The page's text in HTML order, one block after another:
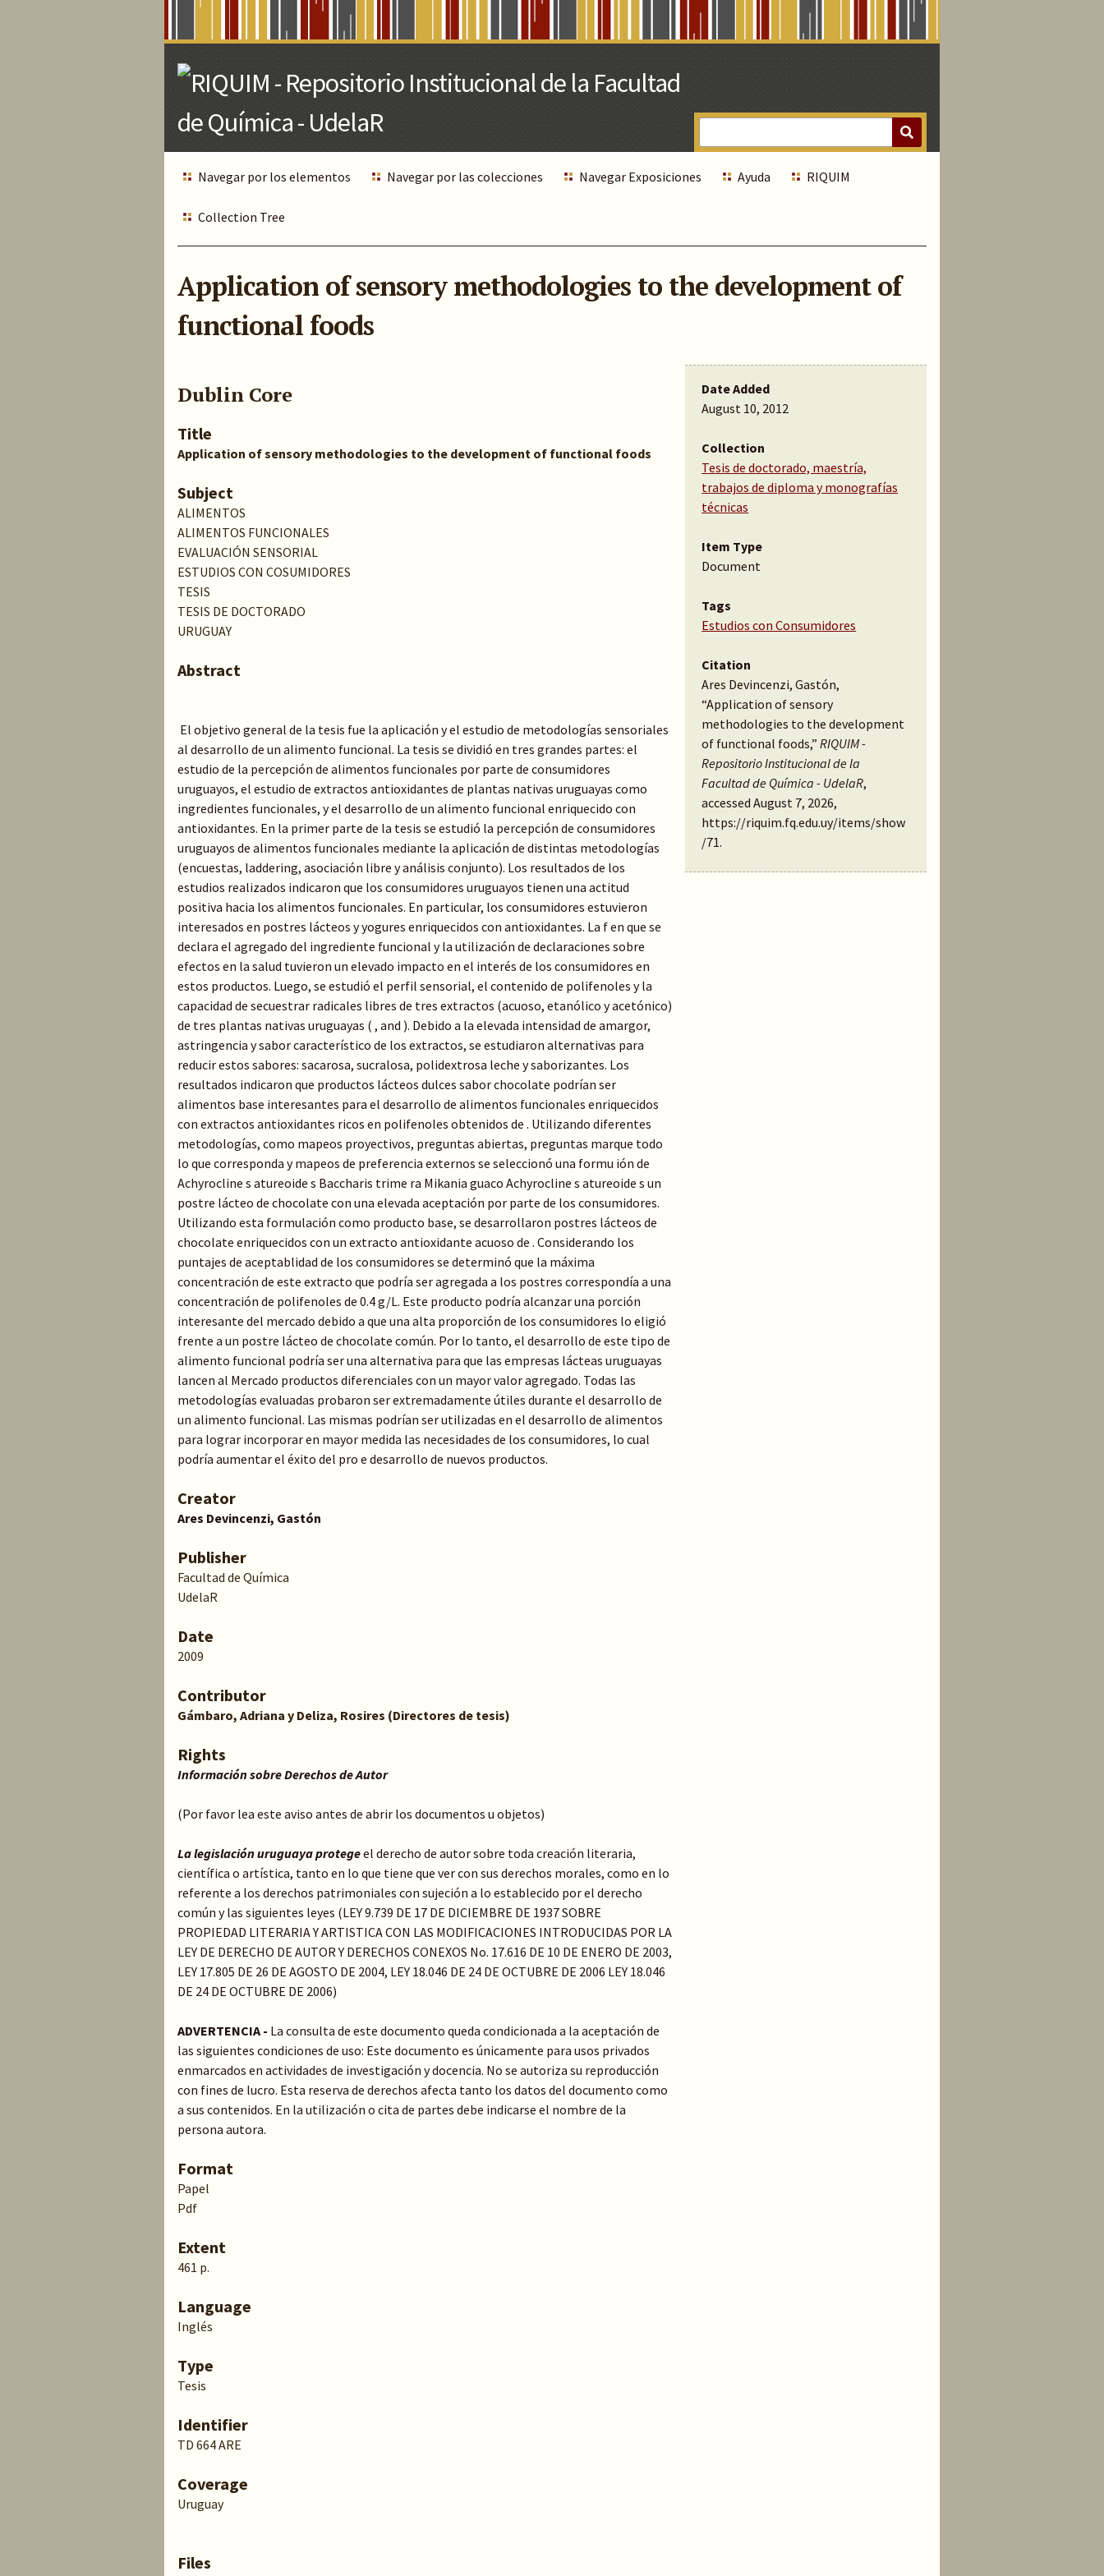
Navegar por los elementos Navegar por las colecciones Navegar Exposiciones Ayuda RIQUIM
Collection Tree
Application of sensory methodologies to the development of
functional foods
Dublin Core
Title
Application of sensory methodologies to the development of functional foods
Subject
ALIMENTOS
ALIMENTOS FUNCIONALES
EVALUACIÓN SENSORIAL
ESTUDIOS CON COSUMIDORES
TESIS
TESIS DE DOCTORADO
URUGUAY
Abstract
El objetivo general de la tesis fue la aplicación y el estudio de metodologías sensoriales
al desarrollo de un alimento funcional. La tesis se dividió en tres grandes partes: el
estudio de la percepción de alimentos funcionales por parte de consumidores
uruguayos, el estudio de extractos antioxidantes de plantas nativas uruguayas como
ingredientes funcionales, y el desarrollo de un alimento funcional enriquecido con
antioxidantes. En la primer parte de la tesis se estudió la percepción de consumidores
uruguayos de alimentos funcionales mediante la aplicación de distintas metodologías
(encuestas, laddering, asociación libre y análisis conjunto). Los resultados de los
estudios realizados indicaron que los consumidores uruguayos tienen una actitud
positiva hacia los alimentos funcionales. En particular, los consumidores estuvieron
interesados en postres lácteos y yogures enriquecidos con antioxidantes. La f en que se
declara el agregado del ingrediente funcional y la utilización de declaraciones sobre
efectos en la salud tuvieron un elevado impacto en el interés de los consumidores en
estos productos. Luego, se estudió el perfil sensorial, el contenido de polifenoles y la
capacidad de secuestrar radicales libres de tres extractos (acuoso, etanólico y acetónico)
de tres plantas nativas uruguayas ( , and ). Debido a la elevada intensidad de amargor,
astringencia y sabor característico de los extractos, se estudiaron alternativas para
reducir estos sabores: sacarosa, sucralosa, polidextrosa leche y saborizantes. Los
resultados indicaron que productos lácteos dulces sabor chocolate podrían ser
alimentos base interesantes para el desarrollo de alimentos funcionales enriquecidos
con extractos antioxidantes ricos en polifenoles obtenidos de . Utilizando diferentes
metodologías, como mapeos proyectivos, preguntas abiertas, preguntas marque todo
lo que corresponda y mapeos de preferencia externos se seleccionó una formu ión de
Achyrocline s atureoide s Baccharis trime ra Mikania guaco Achyrocline s atureoide s un
postre lácteo de chocolate con una elevada aceptación por parte de los consumidores.
Utilizando esta formulación como producto base, se desarrollaron postres lácteos de
chocolate enriquecidos con un extracto antioxidante acuoso de . Considerando los
puntajes de aceptablidad de los consumidores se determinó que la máxima
concentración de este extracto que podría ser agregada a los postres correspondía a una
concentración de polifenoles de 0.4 g/L. Este producto podría alcanzar una porción
interesante del mercado debido a que una alta proporción de los consumidores lo eligió
frente a un postre lácteo de chocolate común. Por lo tanto, el desarrollo de este tipo de
alimento funcional podría ser una alternativa para que las empresas lácteas uruguayas
lancen al Mercado productos diferenciales con un mayor valor agregado. Todas las
metodologías evaluadas probaron ser extremadamente útiles durante el desarrollo de
un alimento funcional. Las mismas podrían ser utilizadas en el desarrollo de alimentos
para lograr incorporar en mayor medida las necesidades de los consumidores, lo cual
podría aumentar el éxito del pro e desarrollo de nuevos productos.
Creator
Ares Devincenzi, Gastón
Publisher
Facultad de Química
UdelaR
Date
2009
Contributor
Gámbaro, Adriana y Deliza, Rosires (Directores de tesis)
Rights
Información sobre Derechos de Autor
(Por favor lea este aviso antes de abrir los documentos u objetos)
La legislación uruguaya protegeel derecho de autor sobre toda creación literaria,
científica o artística, tanto en lo que tiene que ver con sus derechos morales, como en lo
referente a los derechos patrimoniales con sujeción a lo establecido por el derecho
común y las siguientes leyes (LEY 9.739 DE 17 DE DICIEMBRE DE 1937 SOBRE
PROPIEDAD LITERARIA Y ARTISTICA CON LAS MODIFICACIONES INTRODUCIDAS POR LA
LEY DE DERECHO DE AUTOR Y DERECHOS CONEXOS No. 17.616 DE 10 DE ENERO DE 2003,
LEY 17.805 DE 26 DE AGOSTO DE 2004, LEY 18.046 DE 24 DE OCTUBRE DE 2006 LEY 18.046
DE 24 DE OCTUBRE DE 2006)
ADVERTENCIA - La consulta de este documento queda condicionada a la aceptación de
las siguientes condiciones de uso: Este documento es únicamente para usos privados
enmarcados en actividades de investigación y docencia. No se autoriza su reproducción
con fines de lucro. Esta reserva de derechos afecta tanto los datos del documento como
a sus contenidos. En la utilización o cita de partes debe indicarse el nombre de la
persona autora.
Format
Papel
Pdf
Extent
461 p.
Language
Inglés
Type
Tesis
Identifier
TD 664 ARE
Coverage
Uruguay
Files
Date Added
August 10, 2012
Collection
Tesis de doctorado, maestría,
trabajos de diploma y monografías
técnicas
Item Type
Document
Tags
Estudios con Consumidores
Citation
Ares Devincenzi, Gastón,
“Application of sensory
methodologies to the development
of functional foods,”RIQUIM -
Repositorio Institucional de la
Facultad de Química - UdelaR,
accessed August 7, 2026,
https://riquim.fq.edu.uy/items/show
/71.